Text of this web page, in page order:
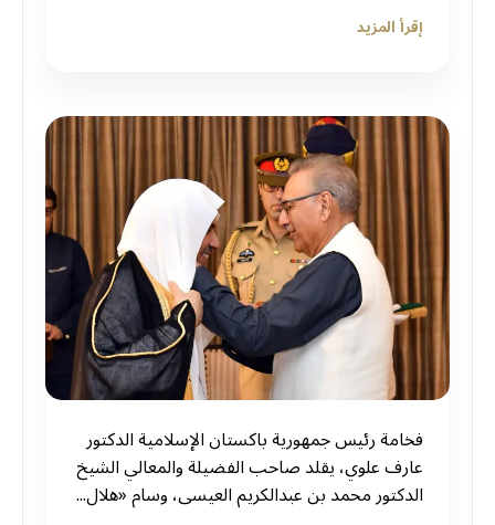
إقرأ المزيد
فخامة رئيس جمهورية باكستان الإسلامية الدكتور
عارف علوي، يقلد صاحب الفضيلة والمعالي الشيخ
الدكتور محمد بن عبدالكريم العيسى، وسام «هلال...